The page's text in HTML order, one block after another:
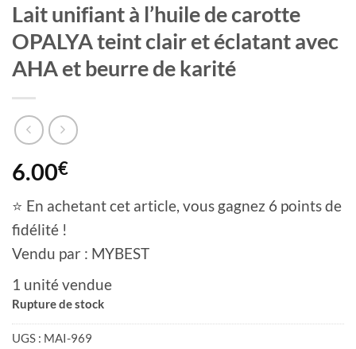
Lait unifiant à l’huile de carotte
OPALYA teint clair et éclatant avec
AHA et beurre de karité
6.00€
⭐ En achetant cet article, vous gagnez 6 points de
fidélité !
Vendu par : MYBEST
1 unité vendue
Rupture de stock
UGS : MAI-969